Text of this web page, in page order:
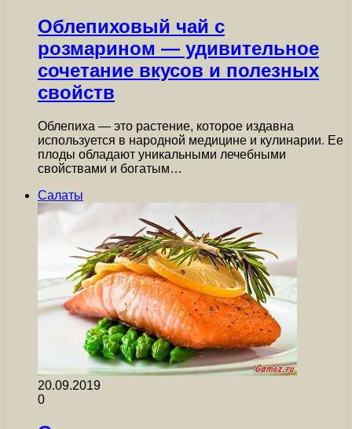
Облепиховый чай с
розмарином — удивительное
сочетание вкусов и полезных
свойств
Облепиха — это растение, которое издавна
используется в народной медицине и кулинарии. Ее
плоды обладают уникальными лечебными
свойствами и богатым…
Салаты
20.09.2019
0